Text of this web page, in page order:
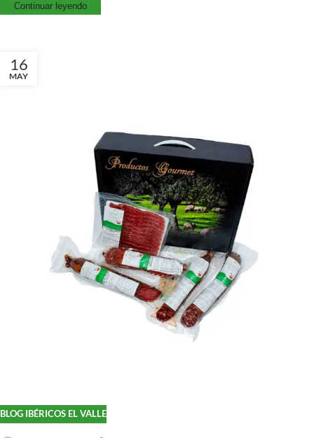
Continuar leyendo
16
MAY
BLOG IBÉRICOS EL VALLE